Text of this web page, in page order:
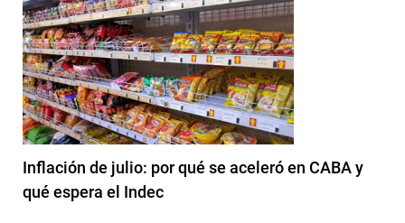
Inflación de julio: por qué se aceleró en CABA y
qué espera el Indec